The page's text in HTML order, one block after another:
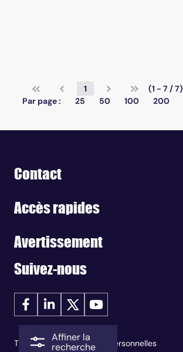
Affiner la
recherche
1
(1 - 7 / 7)
Par page :
25 50 100 200
Contact
Accès rapides
Avertissement
Suivez-nous
Traitement des données personnelles